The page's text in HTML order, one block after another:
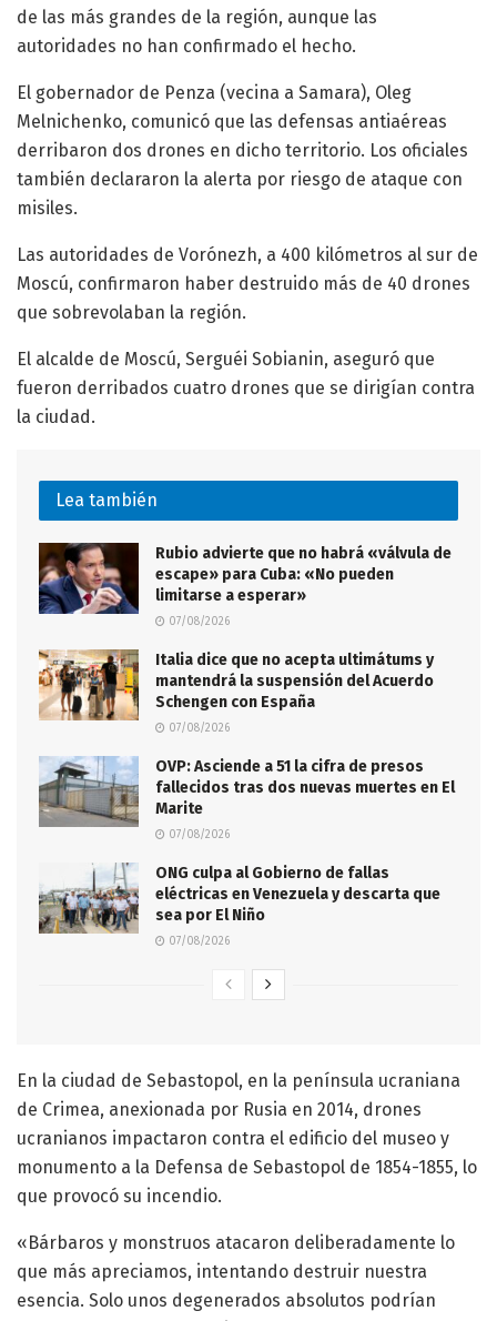
de las más grandes de la región, aunque las
autoridades no han confirmado el hecho.
El gobernador de Penza (vecina a Samara), Oleg
Melnichenko, comunicó que las defensas antiaéreas
derribaron dos drones en dicho territorio. Los oficiales
también declararon la alerta por riesgo de ataque con
misiles.
Las autoridades de Vorónezh, a 400 kilómetros al sur de
Moscú, confirmaron haber destruido más de 40 drones
que sobrevolaban la región.
El alcalde de Moscú, Serguéi Sobianin, aseguró que
fueron derribados cuatro drones que se dirigían contra
la ciudad.
Lea también
Rubio advierte que no habrá «válvula de
escape» para Cuba: «No pueden
limitarse a esperar»
07/08/2026
Italia dice que no acepta ultimátums y
mantendrá la suspensión del Acuerdo
Schengen con España
07/08/2026
OVP: Asciende a 51 la cifra de presos
fallecidos tras dos nuevas muertes en El
Marite
07/08/2026
ONG culpa al Gobierno de fallas
eléctricas en Venezuela y descarta que
sea por El Niño
07/08/2026
En la ciudad de Sebastopol, en la península ucraniana
de Crimea, anexionada por Rusia en 2014, drones
ucranianos impactaron contra el edificio del museo y
monumento a la Defensa de Sebastopol de 1854-1855, lo
que provocó su incendio.
«Bárbaros y monstruos atacaron deliberadamente lo
que más apreciamos, intentando destruir nuestra
esencia. Solo unos degenerados absolutos podrían